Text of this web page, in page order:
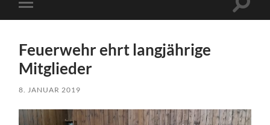
Mobile-
Menü
Feuerwehr ehrt langjährige
Mitglieder
8. JANUAR 2019